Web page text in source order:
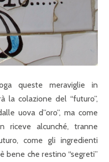
queste meraviglie in
la colazione del “futuro”,
uova d”oro”, ma come
riceve alcunché, tranne
come gli ingredienti
bene che restino “segreti”